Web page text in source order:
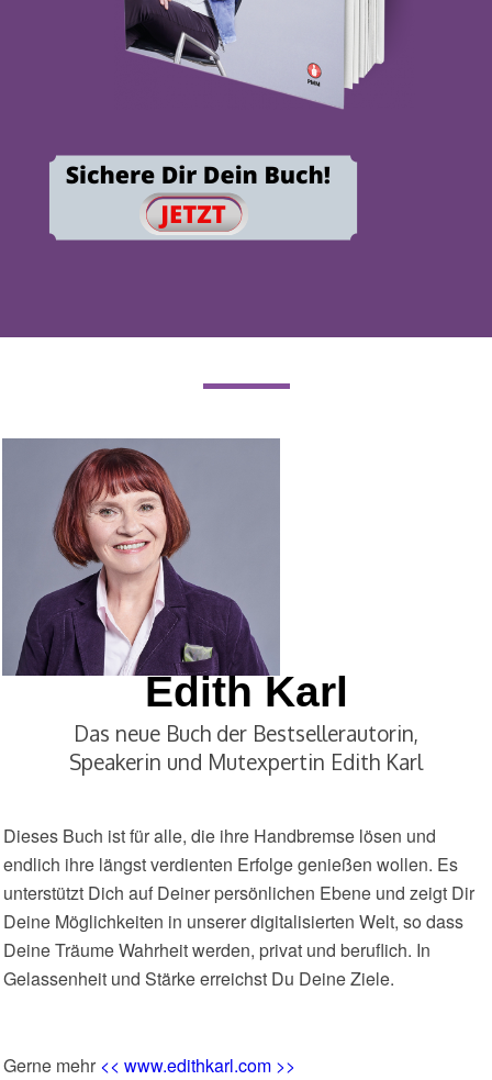
Edith Karl
Das neue Buch der Bestsellerautorin,
Speakerin und Mutexpertin Edith Karl
Dieses Buch ist für alle, die ihre Handbremse lösen und
endlich ihre längst verdienten Erfolge genießen wollen. Es
unterstützt Dich auf Deiner persönlichen Ebene und zeigt Dir
Deine Möglichkeiten in unserer digitalisierten Welt, so dass
Deine Träume Wahrheit werden, privat und beruflich. In
Gelassenheit und Stärke erreichst Du Deine Ziele.
Gerne mehr << www.edithkarl.com >>